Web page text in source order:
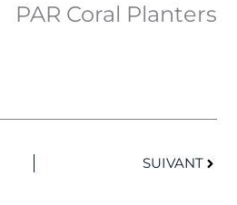
PAR Coral Planters
SUIVANT